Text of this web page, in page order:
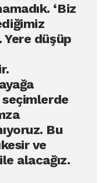
‘Biz
Yere düşüp
seçimlerde
Bu
ve
alacağız.